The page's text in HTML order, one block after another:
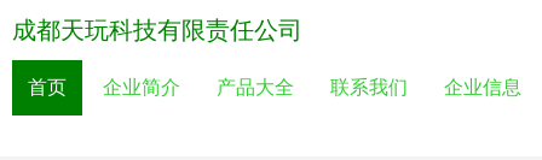
成都天玩科技有限责任公司
首页 企业简介 产品大全 联系我们 企业信息